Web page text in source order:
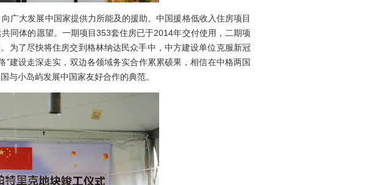
大发展中国家提供力所能及的援助。中国援格低收入住房项目
同体的愿望。一期项目353套住房已于2014年交付使用，二期项
为了尽快将住房交到格林纳达民众手中，中方建设单位克服新冠
建设走深走实，双边各领域务实合作累累硕果，相信在中格两国
与小岛屿发展中国家友好合作的典范。